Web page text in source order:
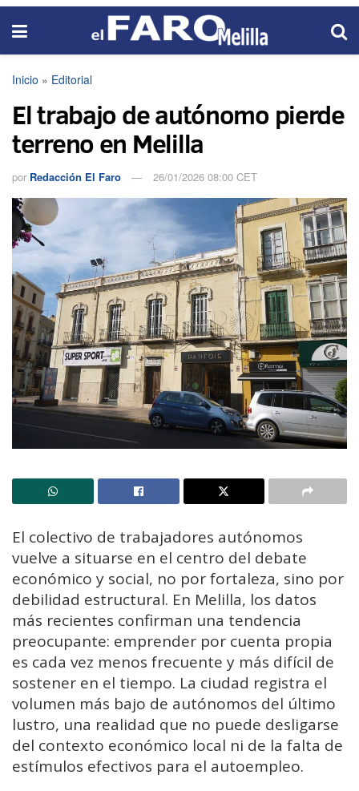
Inicio » Editorial
El trabajo de autónomo pierde
terreno en Melilla
por Redacción El Faro 26/01/2026 08:00 CET
El colectivo de trabajadores autónomos
vuelve a situarse en el centro del debate
económico y social, no por fortaleza, sino por
debilidad estructural. En Melilla, los datos
más recientes confirman una tendencia
preocupante: emprender por cuenta propia
es cada vez menos frecuente y más difícil de
sostener en el tiempo. La ciudad registra el
volumen más bajo de autónomos del último
lustro, una realidad que no puede desligarse
del contexto económico local ni de la falta de
estímulos efectivos para el autoempleo.